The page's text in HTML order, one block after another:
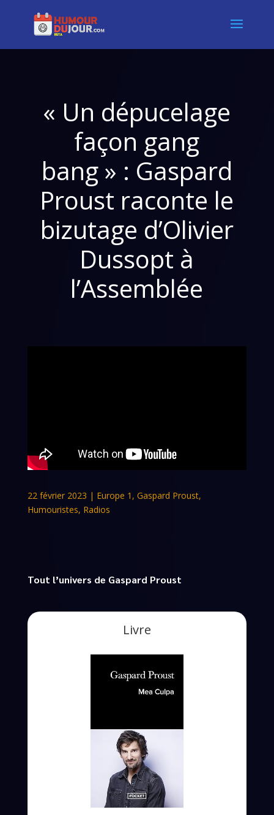
« Un dépucelage
façon gang
bang » : Gaspard
Proust raconte le
bizutage d’Olivier
Dussopt à
l’Assemblée
22 février 2023 | Europe 1 , Gaspard Proust,
Humouristes, Radios
Tout l’univers de Gaspard Proust
Livre